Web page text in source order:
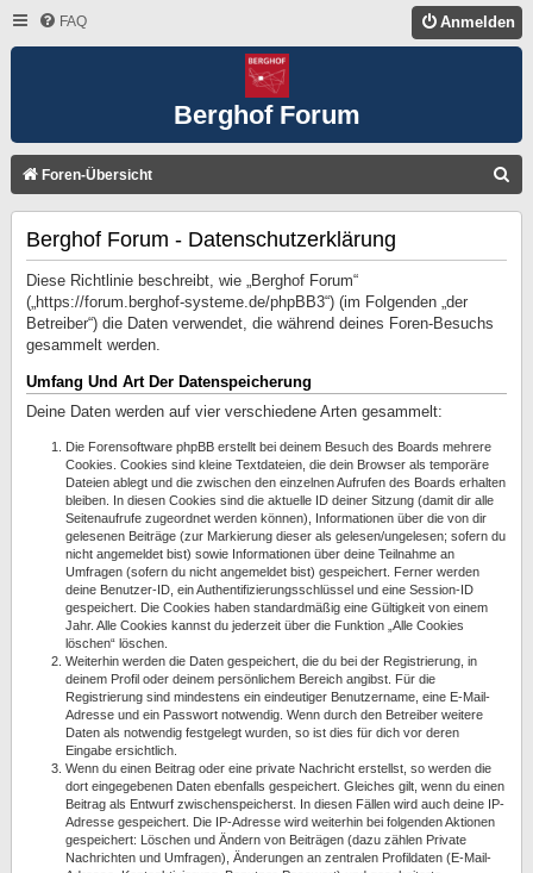
FAQ Anmelden
Berghof Forum
Foren-Übersicht
Berghof Forum - Datenschutzerklärung
Diese Richtlinie beschreibt, wie „Berghof Forum“
(„https://forum.berghof-systeme.de/phpBB3“) (im Folgenden „der
Betreiber“) die Daten verwendet, die während deines Foren-Besuchs
gesammelt werden.
Umfang Und Art Der Datenspeicherung
Deine Daten werden auf vier verschiedene Arten gesammelt:
Die Forensoftware phpBB erstellt bei deinem Besuch des Boards mehrere
Cookies. Cookies sind kleine Textdateien, die dein Browser als temporäre
Dateien ablegt und die zwischen den einzelnen Aufrufen des Boards erhalten
bleiben. In diesen Cookies sind die aktuelle ID deiner Sitzung (damit dir alle
Seitenaufrufe zugeordnet werden können), Informationen über die von dir
gelesenen Beiträge (zur Markierung dieser als gelesen/ungelesen; sofern du
nicht angemeldet bist) sowie Informationen über deine Teilnahme an
Umfragen (sofern du nicht angemeldet bist) gespeichert. Ferner werden
deine Benutzer-ID, ein Authentifizierungsschlüssel und eine Session-ID
gespeichert. Die Cookies haben standardmäßig eine Gültigkeit von einem
Jahr. Alle Cookies kannst du jederzeit über die Funktion „Alle Cookies
löschen“ löschen.
Weiterhin werden die Daten gespeichert, die du bei der Registrierung, in
deinem Profil oder deinem persönlichem Bereich angibst. Für die
Registrierung sind mindestens ein eindeutiger Benutzername, eine E-Mail-
Adresse und ein Passwort notwendig. Wenn durch den Betreiber weitere
Daten als notwendig festgelegt wurden, so ist dies für dich vor deren
Eingabe ersichtlich.
Wenn du einen Beitrag oder eine private Nachricht erstellst, so werden die
dort eingegebenen Daten ebenfalls gespeichert. Gleiches gilt, wenn du einen
Beitrag als Entwurf zwischenspeicherst. In diesen Fällen wird auch deine IP-
Adresse gespeichert. Die IP-Adresse wird weiterhin bei folgenden Aktionen
gespeichert: Löschen und Ändern von Beiträgen (dazu zählen Private
Nachrichten und Umfragen), Änderungen an zentralen Profildaten (E-Mail-